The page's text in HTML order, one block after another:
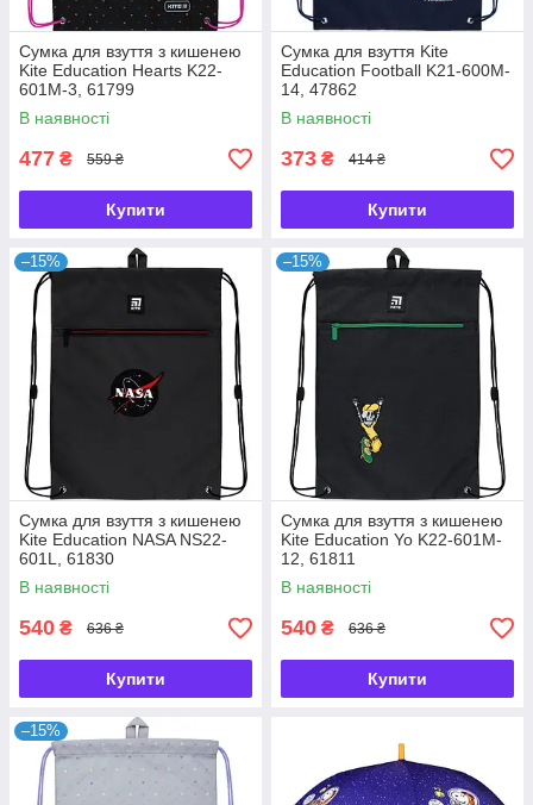
Сумка для взуття з кишенею
Kite Education Hearts K22-
601M-3, 61799
В наявності
477 ₴ 559 ₴
Купити
Сумка для взуття Kite
Education Football K21-600M-
14, 47862
В наявності
373 ₴ 414 ₴
Купити
–15%
Сумка для взуття з кишенею
Kite Education NASA NS22-
601L, 61830
В наявності
540 ₴ 636 ₴
Купити
–15%
Сумка для взуття з кишенею
Kite Education Yo K22-601M-
12, 61811
В наявності
540 ₴ 636 ₴
Купити
–15%